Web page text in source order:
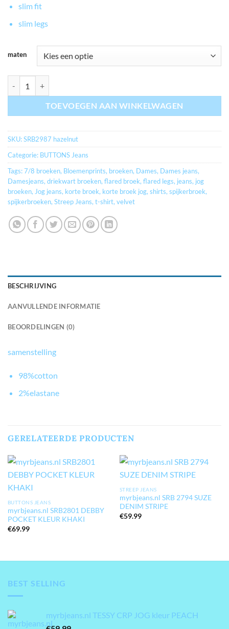
slim fit
slim legs
maten
TOEVOEGEN AAN WINKELWAGEN
SKU:SRB2987 hazelnut
Categorie: BUTTONS Jeans
Tags:7/8 broeken, Bloemenprints, broeken, Dames, Dames jeans,
Damesjeans, driekwart broeken, flared broek, flared legs, jeans, jog
broeken, Jog jeans, korte broek, korte broek jog, shirts, spijkerbroek,
spijkerbroeken, Streep Jeans, t-shirt, velvet
BESCHRIJVING
AANVULLENDE INFORMATIE
BEOORDELINGEN (0)
samenstelling
98%cotton
2%elastane
GERELATEERDE PRODUCTEN
BUTTONS JEANS
myrbjeans.nl SRB2801 DEBBY
POCKET KLEUR KHAKI
€69.99
STREEP JEANS
myrbjeans.nl SRB 2794 SUZE
DENIM STRIPE
€59.99
BEST SELLING
myrbjeans.nl TESSY CRP JOG kleur PEACH